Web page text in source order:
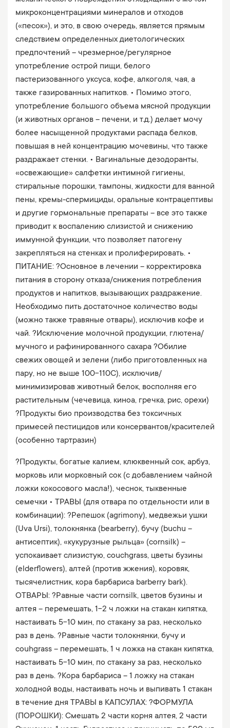
микроконцентрациями минералов и отходов
(«песок»), и это, в свою очередь, является прямым
следствием определенных диетологических
предпочтений – чрезмерное/регулярное
употребление острой пищи, белого
пастеризованного уксуса, кофе, алкоголя, чая, а
также газированных напитков. • Помимо этого,
употребление большого объема мясной продукции
(и животных органов – печени, и т.д.) делает мочу
более насыщенной продуктами распада белков,
повышая в ней концентрацию мочевины, что также
раздражает стенки. • Вагинальные дезодоранты,
«освежающие» салфетки интимной гигиены,
стиральные порошки, тампоны, жидкости для ванной
пены, кремы-спермициды, оральные контрацептивы
и другие гормональные препараты – все это также
приводит к воспалению слизистой и снижению
иммунной функции, что позволяет патогену
закрепляться на стенках и пролиферировать. •
ПИТАНИЕ: ?Основное в лечении – корректировка
питания в сторону отказа/снижения потребления
продуктов и напитков, вызывающих раздражение.
Необходимо пить достаточное количество воды
(можно также травяные отвары), исключив кофе и
чай. ?Исключение молочной продукции, глютена/
мучного и рафинированного сахара ?Обилие
свежих овощей и зелени (либо приготовленных на
пару, но не выше 100-110С), исключив/
минимизировав животный белок, восполняя его
растительным (чечевица, киноа, гречка, рис, орехи)
?Продукты био производства без токсичных
примесей пестицидов или консервантов/красителей
(особенно тартразин)
?Продукты, богатые калием, клюквенный сок, арбуз,
морковь или морковный сок (с добавлением чайной
ложки кокосового масла!), чеснок, тыквенные
семечки • ТРАВЫ (для отвара по отдельности или в
комбинации): ?Репешок (agrimony), медвежьи ушки
(Uva Ursi), толокнянка (bearberry), бучу (buchu –
антисептик), «кукурузные рыльца» (cornsilk) –
успокаивает слизистую, couchgrass, цветы бузины
(elderflowers), алтей (против жжения), коровяк,
тысячелистник, кора барбариса barberry bark).
ОТВАРЫ: ?Равные части cornsilk, цветов бузины и
алтея – перемешать, 1-2 ч ложки на стакан кипятка,
настаивать 5-10 мин, по стакану за раз, несколько
раз в день. ?Равные части толокнянки, бучу и
couhgrass – перемешать, 1 ч ложка на стакан кипятка,
настаивать 5-10 мин, по стакану за раз, несколько
раз в день. ?Кора барбариса – 1 ложку на стакан
холодной воды, настаивать ночь и выпивать 1 стакан
в течение дня ТРАВЫ в КАПСУЛАХ: ?ФОРМУЛА
(ПОРОШКИ): Смешать 2 части корня алтея, 2 части